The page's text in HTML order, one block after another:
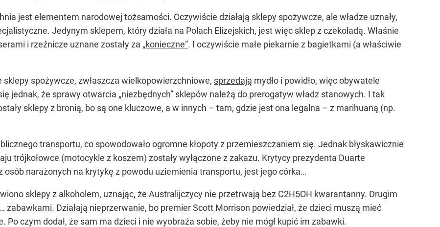
jest elementem narodowej tożsamości. Oczywiście działają sklepy spożywcze, ale władze uznały,
Jedynym sklepem, który działa na Polach Elizejskich, jest więc sklep z czekoladą. Właśnie
i rzeźnicze uznane zostały za „konieczne”. I oczywiście małe piekarnie z bagietkami (a właściwie
sklepy spożywcze, zwłaszcza wielkopowierzchniowe, sprzedają mydło i powidło, więc obywatele
jednak, że sprawy otwarcia „niezbędnych” sklepów należą do prerogatyw władz stanowych. I tak
sklepy z bronią, bo są one kluczowe, a w innych – tam, gdzie jest ona legalna – z marihuaną (np.
transportu, co spowodowało ogromne kłopoty z przemieszczaniem się. Jednak błyskawicznie
trójkołowce (motocykle z koszem) zostały wyłączone z zakazu. Krytycy prezydenta Duarte
osób narażonych na krytykę z powodu uziemienia transportu, jest jego córka…
sklepy z alkoholem, uznając, że Australijczycy nie przetrwają bez C2H5OH kwarantanny. Drugim
zabawkami. Działają nieprzerwanie, bo premier Scott Morrison powiedział, że dzieci muszą mieć
Po czym dodał, że sam ma dzieci i nie wyobraża sobie, żeby nie mógł kupić im zabawki.